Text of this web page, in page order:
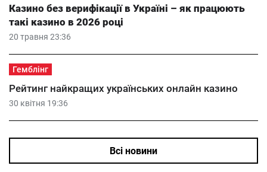
20 травня 23:36
Казино без верифікації в Україні – як працюють
такі казино в 2026 році
Гемблінг
30 квітня 19:36
Рейтинг найкращих українських онлайн казино
Всі новини